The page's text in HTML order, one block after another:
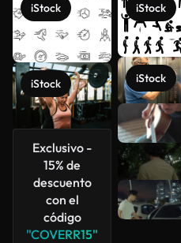
iStock
iStock
Exclusivo -
15% de
descuento
con el
código
"COVERR15"
iStock
iStock